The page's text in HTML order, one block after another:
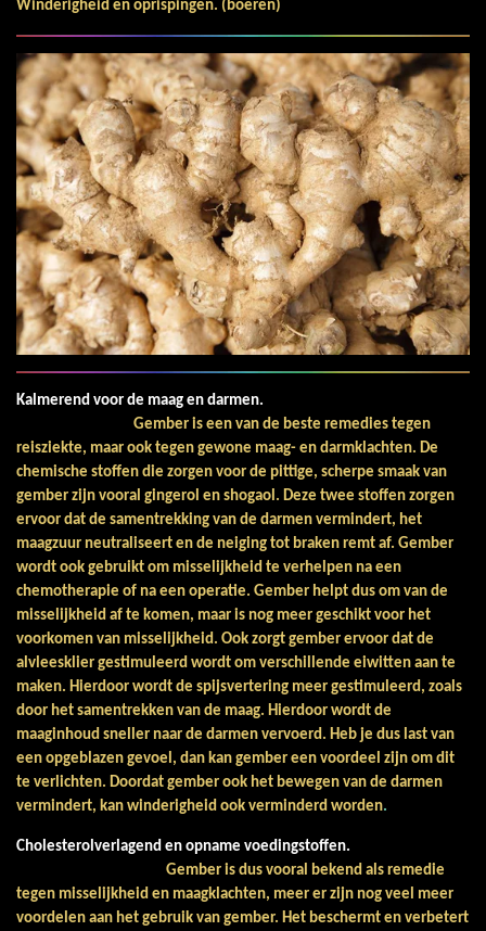
Winderigheid en oprispingen. (boeren)
Kalmerend voor de maag en darmen.
Gember is een van de beste remedies tegen
reisziekte, maar ook tegen gewone maag- en darmklachten. De
chemische stoffen die zorgen voor de pittige, scherpe smaak van
gember zijn vooral gingerol en shogaol. Deze twee stoffen zorgen
ervoor dat de samentrekking van de darmen vermindert, het
maagzuur neutraliseert en de neiging tot braken remt af. Gember
wordt ook gebruikt om misselijkheid te verhelpen na een
chemotherapie of na een operatie. Gember helpt dus om van de
misselijkheid af te komen, maar is nog meer geschikt voor het
voorkomen van misselijkheid. Ook zorgt gember ervoor dat de
alvleesklier gestimuleerd wordt om verschillende eiwitten aan te
maken. Hierdoor wordt de spijsvertering meer gestimuleerd, zoals
door het samentrekken van de maag. Hierdoor wordt de
maaginhoud sneller naar de darmen vervoerd. Heb je dus last van
een opgeblazen gevoel, dan kan gember een voordeel zijn om dit
te verlichten. Doordat gember ook het bewegen van de darmen
vermindert, kan winderigheid ook verminderd worden.
Cholesterolverlagend en opname voedingstoffen.
Gember is dus vooral bekend als remedie
tegen misselijkheid en maagklachten, meer er zijn nog veel meer
voordelen aan het gebruik van gember. Het beschermt en verbetert